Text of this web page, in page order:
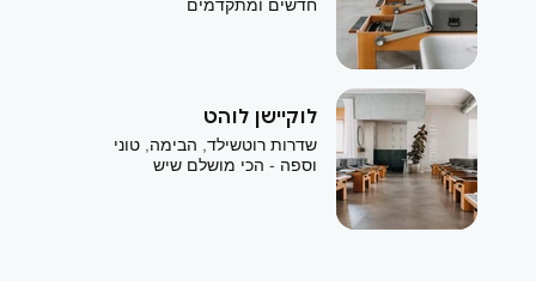
חדשים ומתקדמים
לוקיישן לוהט
שדרות רוטשילד, הבימה, טוני
וספה - הכי מושלם שיש